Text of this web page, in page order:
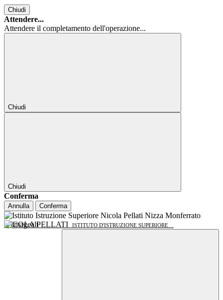
Chiudi
Attendere...
Attendere il completamento dell'operazione...
Chiudi
Chiudi
Conferma
Annulla Conferma
NICOLA PELLATI ISTITUTO D'ISTRUZIONE SUPERIORE